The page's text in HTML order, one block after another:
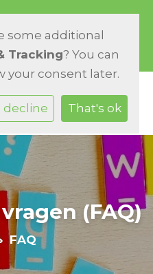
E-mailadres
(FAQ)
FAQ
some additional
Tracking? You can
your consent later.
decline That's ok